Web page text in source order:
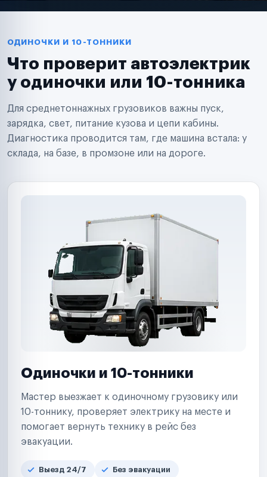
Таксопарки
Автодилеры
Поставщики запчастей
Аренда спецтехники
Ремонт спецтехники
Ритейл-сети
Управляющие компании
Страховые компании
ОДИНОЧКИ И 10-ТОННИКИ
Что проверит автоэлектрик
у одиночки или 10-тонника
Для среднетоннажных грузовиков важны пуск,
зарядка, свет, питание кузова и цепи кабины.
Диагностика проводится там, где машина встала: у
склада, на базе, в промзоне или на дороге.
Одиночки и 10-тонники
Мастер выезжает к одиночному грузовику или
10-тоннику, проверяет электрику на месте и
помогает вернуть технику в рейс без
эвакуации.
Выезд 24/7 Без эвакуации